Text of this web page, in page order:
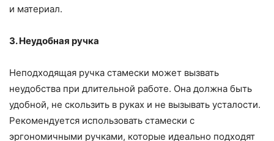
и материал.
3. Неудобная ручка
Неподходящая ручка стамески может вызвать
неудобства при длительной работе. Она должна быть
удобной, не скользить в руках и не вызывать усталости.
Рекомендуется использовать стамески с
эргономичными ручками, которые идеально подходят